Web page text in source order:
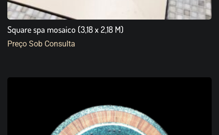
Square spa mosaico (3,18 x 2,18 M)
Preço Sob Consulta